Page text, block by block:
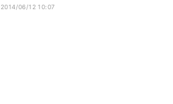
2014/06/12 10:07